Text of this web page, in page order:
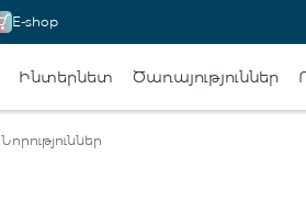
E-shop
Ինտերնետ Ծառայություններ
Նորություններ